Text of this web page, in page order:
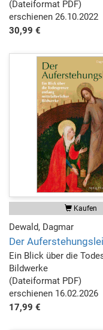
(Dateiformat PDF)
erschienen 26.10.2022
30,99 €
Kaufen
Dewald, Dagmar
Der
Ein Blick über die
Bildwerke
(Dateiformat PDF)
erschienen 16.02.2026
17,99 €